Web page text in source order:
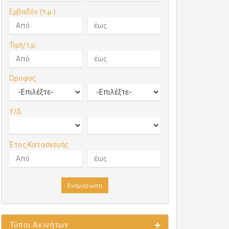
Εμβαδόν (τ.μ.)
Τιμή/τ.μ.
Όροφος
Υ/Δ
Έτος Κατασκευής
Ενημέρωση
Τύποι Ακινήτων